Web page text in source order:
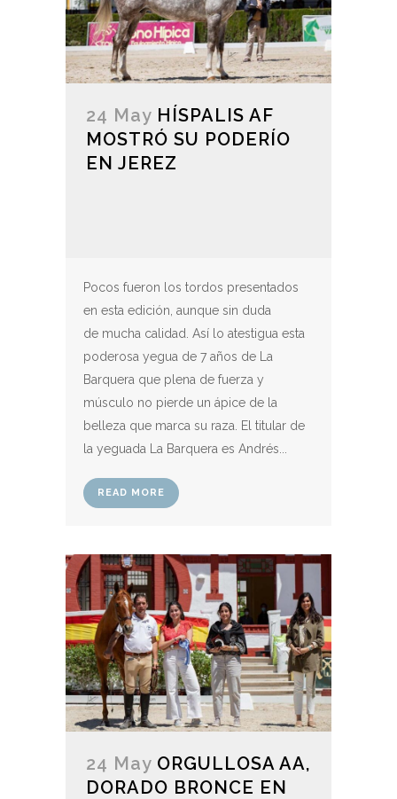
24 May HÍSPALIS AF
MOSTRÓ SU PODERÍO
EN JEREZ
Pocos fueron los tordos presentados
en esta edición, aunque sin duda
de mucha calidad. Así lo atestigua esta
poderosa yegua de 7 años de La
Barquera que plena de fuerza y
músculo no pierde un ápice de la
belleza que marca su raza. El titular de
la yeguada La Barquera es Andrés...
READ MORE
24 May ORGULLOSA AA,
DORADO BRONCE EN